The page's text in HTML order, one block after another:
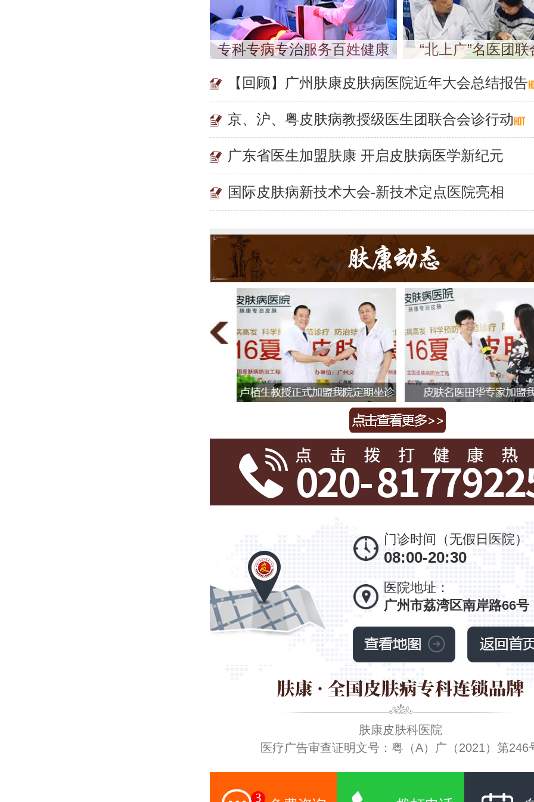
专科专病专治服务百姓健康 “北上广”名医团
【回顾】广州肤康皮肤病医院近年大会总结报告
京、沪、粤皮肤病教授级医生团联合会诊行动
广东省医生加盟肤康 开启皮肤病医学新纪元
国际皮肤病新技术大会-新技术定点医院亮相
门诊时间（无假日医院）
08:00-20:30
医院地址：
广州市荔湾区南岸路66号
肤康皮肤科医院
医疗广告审查证明文号：粤（A）广（2021）第246